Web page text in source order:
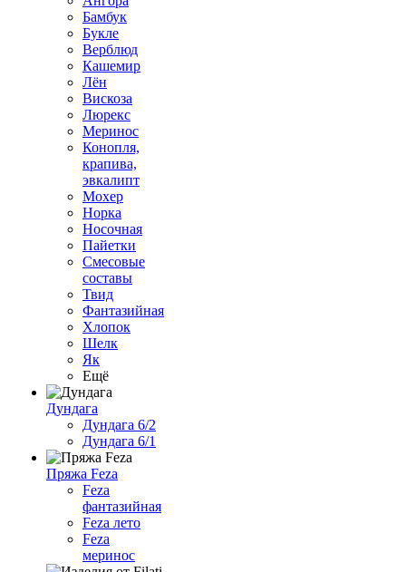
Бамбук
Букле
Верблюд
Кашемир
Лён
Вискоза
Люрекс
Меринос
Конопля,
крапива,
эвкалипт
Мохер
Норка
Носочная
Пайетки
Смесовые
составы
Твид
Фантазийная
Хлопок
Шелк
Як
Ещё
Дундага
Дундага 6/2
Дундага 6/1
Пряжа Feza
Feza
фантазийная
Feza лето
Feza
меринос